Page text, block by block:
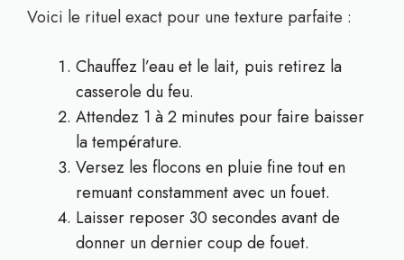
Voici le rituel exact pour une texture parfaite :
Chauffez l’eau et le lait, puis retirez la
casserole du feu.
Attendez 1 à 2 minutes pour faire baisser
la température.
Versez les flocons en pluie fine tout en
remuant constamment avec un fouet.
Laisser reposer 30 secondes avant de
donner un dernier coup de fouet.